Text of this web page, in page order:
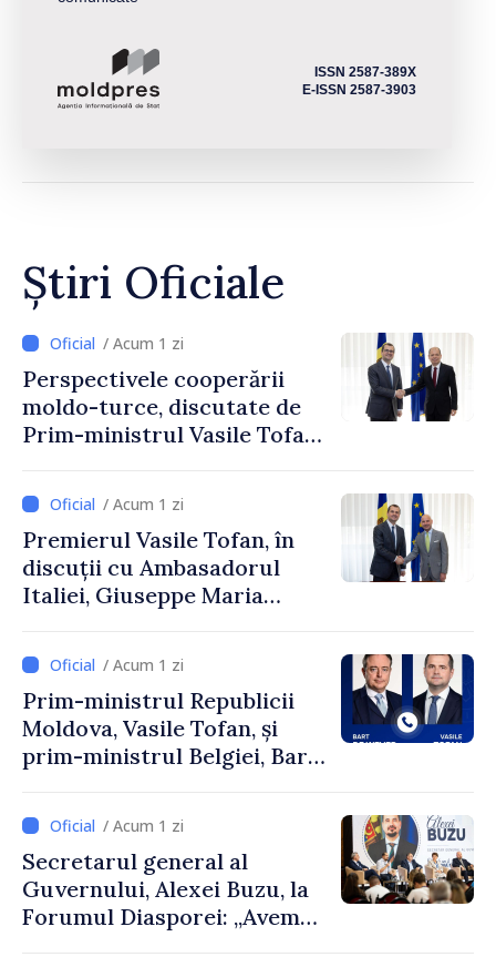
ISSN 2587-389X
E-ISSN 2587-3903
Știri Oficiale
/ Acum 1 zi
Perspectivele cooperării
moldo-turce, discutate de
Prim-ministrul Vasile Tofan
Uygar Mustafa Sertel
/ Acum 1 zi
Premierul Vasile Tofan, în
discuții cu Ambasadorul
Italiei, Giuseppe Maria
/ Acum 1 zi
Prim-ministrul Republicii
Moldova, Vasile Tofan, și
prim-ministrul Belgiei, Bart
despre parcursul european
al Republicii Moldova.
/ Acum 1 zi
Secretarul general al
Guvernului, Alexei Buzu, la
Forumul Diasporei: „Avem